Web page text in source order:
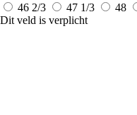
46 2/3
47 1/3 48
Dit veld is verplicht